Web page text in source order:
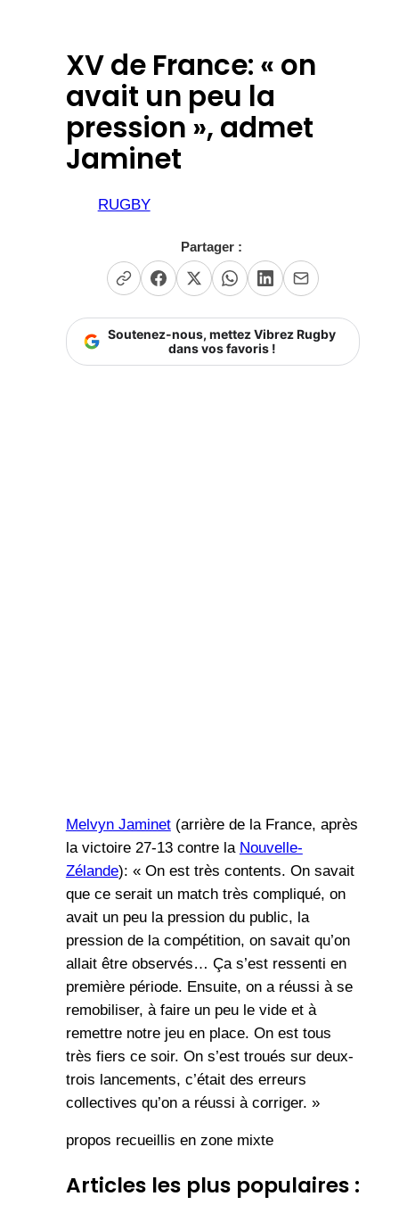
XV de France: « on
avait un peu la
pression », admet
Jaminet
RUGBY
Partager :
Soutenez-nous, mettez Vibrez Rugby
dans vos favoris !
Melvyn Jaminet(arrière de la France, après
la victoire 27-13 contre la Nouvelle-
Zélande): « On est très contents. On savait
que ce serait un match très compliqué, on
avait un peu la pression du public, la
pression de la compétition, on savait qu’on
allait être observés… Ça s’est ressenti en
première période. Ensuite, on a réussi à se
remobiliser, à faire un peu le vide et à
remettre notre jeu en place. On est tous
très fiers ce soir. On s’est troués sur deux-
trois lancements, c’était des erreurs
collectives qu’on a réussi à corriger. »
propos recueillis en zone mixte
Articles les plus populaires :